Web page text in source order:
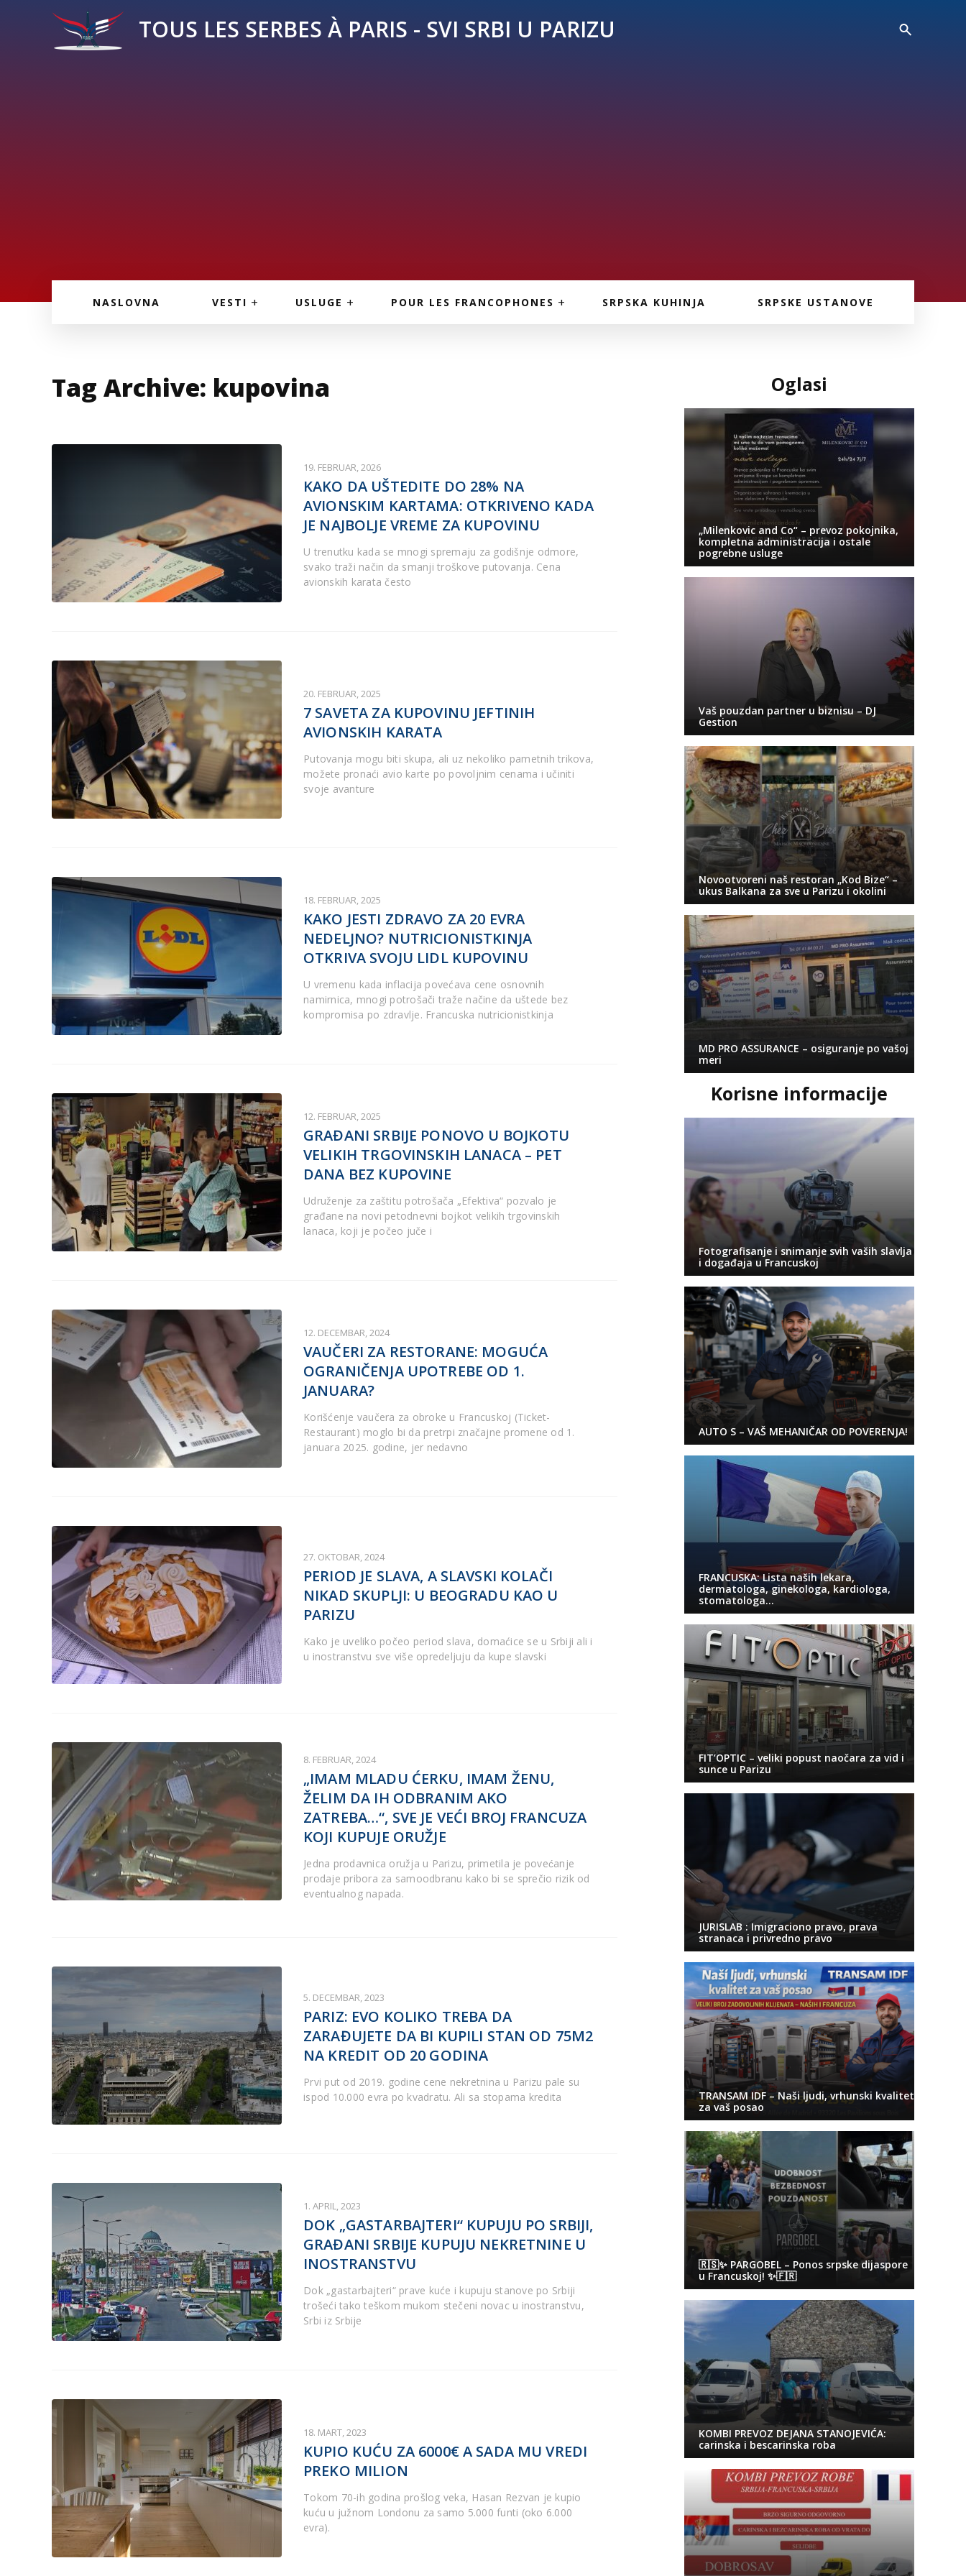
TOUS LES SERBES À PARIS - SVI SRBI U PARIZU
NASLOVNA VESTI USLUGE POUR LES FRANCOPHONES
PARIS
SRPSKA KUHINJA SRPSKE USTANOVE
Tag Archive: kupovina
19. FEBRUAR, 2026
KAKO DA UŠTEDITE DO 28% NA
AVIONSKIM KARTAMA: OTKRIVENO KADA
JE NAJBOLJE VREME ZA KUPOVINU
U trenutku kada se mnogi spremaju za godišnje odmore,
svako traži način da smanji troškove putovanja. Cena
avionskih karata često
20. FEBRUAR, 2025
7 SAVETA ZA KUPOVINU JEFTINIH
AVIONSKIH KARATA
Putovanja mogu biti skupa, ali uz nekoliko pametnih trikova,
možete pronaći avio karte po povoljnim cenama i učiniti
svoje avanture
18. FEBRUAR, 2025
KAKO JESTI ZDRAVO ZA 20 EVRA
NEDELJNO? NUTRICIONISTKINJA
OTKRIVA SVOJU LIDL KUPOVINU
U vremenu kada inflacija povećava cene osnovnih
namirnica, mnogi potrošači traže načine da uštede bez
kompromisa po zdravlje. Francuska nutricionistkinja
12. FEBRUAR, 2025
GRAĐANI SRBIJE PONOVO U BOJKOTU
VELIKIH TRGOVINSKIH LANACA – PET
DANA BEZ KUPOVINE
Udruženje za zaštitu potrošača „Efektiva“ pozvalo je
građane na novi petodnevni bojkot velikih trgovinskih
lanaca, koji je počeo juče i
12. DECEMBAR, 2024
VAUČERI ZA RESTORANE: MOGUĆA
OGRANIČENJA UPOTREBE OD 1.
JANUARA?
Korišćenje vaučera za obroke u Francuskoj (Ticket-
Restaurant) moglo bi da pretrpi značajne promene od 1.
januara 2025. godine, jer nedavno
27. OKTOBAR, 2024
PERIOD JE SLAVA, A SLAVSKI KOLAČI
NIKAD SKUPLJI: U BEOGRADU KAO U
PARIZU
Kako je uveliko počeo period slava, domaćice se u Srbiji ali i
u inostranstvu sve više opredeljuju da kupe slavski
8. FEBRUAR, 2024
„IMAM MLADU ĆERKU, IMAM ŽENU,
ŽELIM DA IH ODBRANIM AKO
ZATREBA…“, SVE JE VEĆI BROJ FRANCUZA
KOJI KUPUJE ORUŽJE
Jedna prodavnica oružja u Parizu, primetila je povećanje
prodaje pribora za samoodbranu kako bi se sprečio rizik od
eventualnog napada.
5. DECEMBAR, 2023
PARIZ: EVO KOLIKO TREBA DA
ZARAĐUJETE DA BI KUPILI STAN OD 75M2
NA KREDIT OD 20 GODINA
Prvi put od 2019. godine cene nekretnina u Parizu pale su
ispod 10.000 evra po kvadratu. Ali sa stopama kredita
1. APRIL, 2023
DOK „GASTARBAJTERI“ KUPUJU PO SRBIJI,
GRAĐANI SRBIJE KUPUJU NEKRETNINE U
INOSTRANSTVU
Dok „gastarbajteri“ prave kuće i kupuju stanove po Srbiji
trošeći tako teškom mukom stečeni novac u inostranstvu,
Srbi iz Srbije
18. MART, 2023
KUPIO KUĆU ZA 6000€ A SADA MU VREDI
PREKO MILION
Tokom 70-ih godina prošlog veka, Hasan Rezvan je kupio
kuću u južnom Londonu za samo 5.000 funti (oko 6.000
evra).
Oglasi
„Milenkovic and Co“ – prevoz pokojnika,
kompletna administracija i ostale
pogrebne usluge
Vaš pouzdan partner u biznisu – DJ
Gestion
Novootvoreni naš restoran „Kod Bize“ –
ukus Balkana za sve u Parizu i okolini
MD PRO ASSURANCE – osiguranje po vašoj
meri
Korisne informacije
Fotografisanje i snimanje svih vaših slavlja
i događaja u Francuskoj
AUTO S – VAŠ MEHANIČAR OD POVERENJA!
FRANCUSKA: Lista naših lekara,
dermatologa, ginekologa, kardiologa,
stomatologa…
FIT’OPTIC – veliki popust naočara za vid i
sunce u Parizu
JURISLAB : Imigraciono pravo, prava
stranaca i privredno pravo
TRANSAM IDF – Naši ljudi, vrhunski kvalitet
za vaš posao
🇷🇸✨ PARGOBEL – Ponos srpske dijaspore
u Francuskoj! ✨🇫🇷
KOMBI PREVOZ DEJANA STANOJEVIĆA:
carinska i bescarinska roba